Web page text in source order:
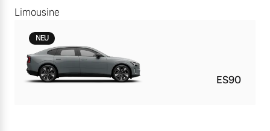
Limousine
NEU
ES90